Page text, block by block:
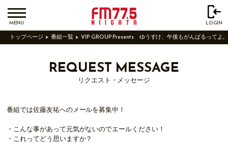
MENU LOGIN
トップページ 番組一覧 VIP GROUP Presents ゆうすけ、午後もがんばるってよ。
REQUEST MESSAGE
リクエスト・メッセージ
番組では佐藤友祐へのメールを募集中！
・こんな事があって元気がないのでエールください！
・これってどう思いますか？